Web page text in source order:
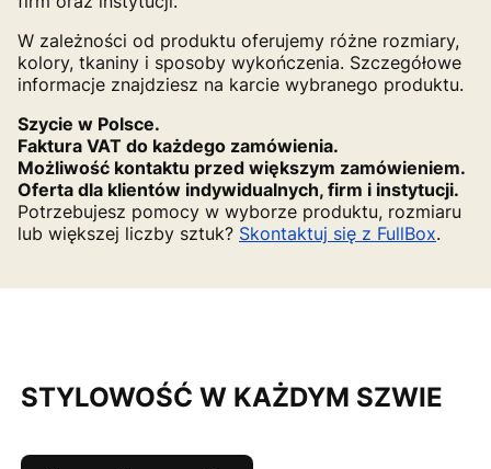
W zależności od produktu oferujemy różne rozmiary,
kolory, tkaniny i sposoby wykończenia. Szczegółowe
informacje znajdziesz na karcie wybranego produktu.
Szycie w Polsce.
Faktura VAT do każdego zamówienia.
Możliwość kontaktu przed większym zamówieniem.
Oferta dla klientów indywidualnych, firm i instytucji.
Potrzebujesz pomocy w wyborze produktu, rozmiaru
lub większej liczby sztuk? Skontaktuj się z FullBox.
STYLOWOŚĆ W KAŻDYM SZWIE